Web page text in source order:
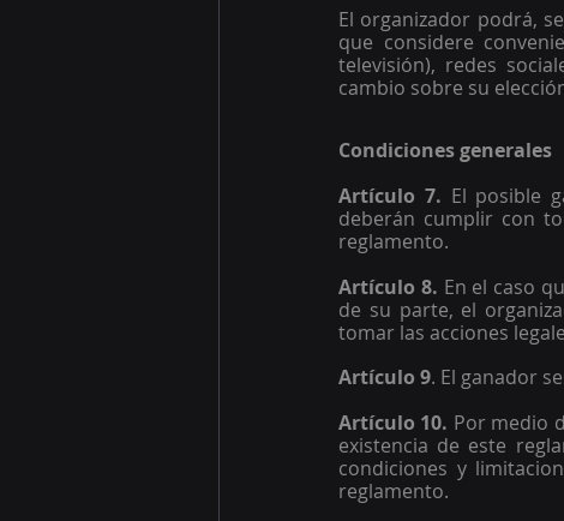
El organizador podrá,
que considere
televisión), redes
cambio sobre su
Condiciones generales
Artículo 7. El posible
deberán cumplir con
reglamento.
Artículo 8. En el caso
de su parte, el
tomar las acciones
Artículo 9. El ganador
Artículo 10. Por medio
existencia de este
condiciones y
reglamento.